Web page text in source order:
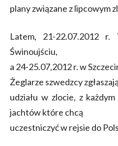
plany związane z lipcowym
Latem, 21-22.07.2012 r.
Świnoujściu,
a 24-25.07,2012 r. w
Żeglarze szwedzcy
udziału w zlocie, z
jachtów które chcą
uczestniczyć w rejsie do